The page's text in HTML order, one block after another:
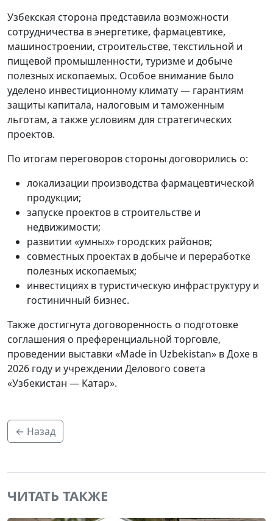
Узбекская сторона представила возможности
сотрудничества в энергетике, фармацевтике,
машиностроении, строительстве, текстильной и
пищевой промышленности, туризме и добыче
полезных ископаемых. Особое внимание было
уделено инвестиционному климату — гарантиям
защиты капитала, налоговым и таможенным
льготам, а также условиям для стратегических
проектов.
По итогам переговоров стороны договорились о:
локализации производства фармацевтической
продукции;
запуске проектов в строительстве и
недвижимости;
развитии «умных» городских районов;
совместных проектах в добыче и переработке
полезных ископаемых;
инвестициях в туристическую инфраструктуру и
гостиничный бизнес.
Также достигнута договоренность о подготовке
соглашения о преференциальной торговле,
проведении выставки «Made in Uzbekistan» в Дохе в
2026 году и учреждении Делового совета
«Узбекистан — Катар».
← Назад
ЧИТАТЬ ТАКЖЕ